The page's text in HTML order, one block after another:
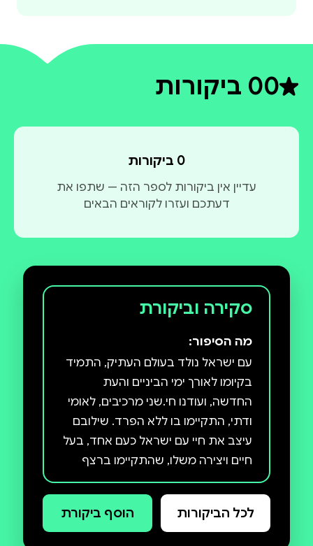
0דירוג ממוצע 0 מתוך 5
0 ביקורות
0 ביקורות
עדיין אין ביקורות לספר הזה — שתפו את
דעתכם ועזרו לקוראים הבאים
סקירה וביקורת
מה הסיפור:
עם ישראל נולד בעולם העתיק, התמיד
בקיומו לאורך ימי הביניים והעת
החדשה, ועודנו חי.שני מרכיבים, לאומי
ודתי, התקיימו בו ללא הפרד. שילובם
עיצב את חיי עם ישראל כעם אחד, בעל
חיים ויצירה משלו, שהתקיימו ברצף
היסטורי שלא נותק. הממדים הלאומיים
של חיי העם באו לידי ביטוי באמצעות
הדת, ואילו הדת היתה חייבת את
לכל הביקורות הוסף ביקורת